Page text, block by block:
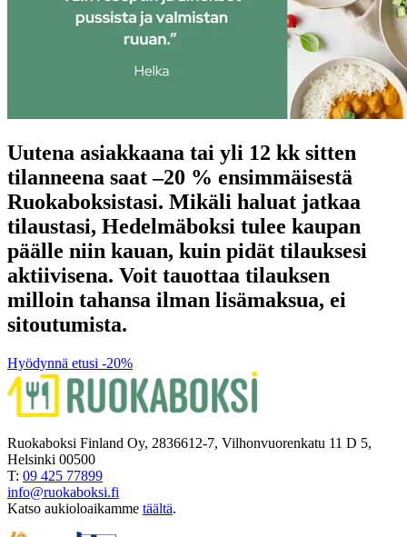
Uutena asiakkaana tai yli 12 kk sitten
tilanneena saat –20 % ensimmäisestä
Ruokaboksistasi. Mikäli haluat jatkaa
tilaustasi, Hedelmäboksi tulee kaupan
päälle niin kauan, kuin pidät tilauksesi
aktiivisena. Voit tauottaa tilauksen
milloin tahansa ilman lisämaksua, ei
sitoutumista.
Hyödynnä etusi -20%
Ruokaboksi Finland Oy, 2836612-7, Vilhonvuorenkatu 11 D 5,
Helsinki 00500
T: 09 425 77899
info@ruokaboksi.fi
Katso aukioloaikamme täältä.